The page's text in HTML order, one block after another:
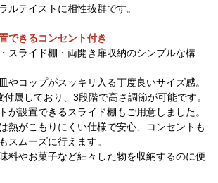
ルテイストに相性抜群です。
できるコンセント付き
スライド棚・両開き扉収納のシンプルな構
やコップがスッキリ入る丁度良いサイズ感。
属しており、3段階で高さ調節が可能です。
が設置できるスライド棚もご用意しました。
熱がこもりにくい仕様で安心、コンセントも
スムーズに行えます。
料やお菓子など細々した物を収納するのに便